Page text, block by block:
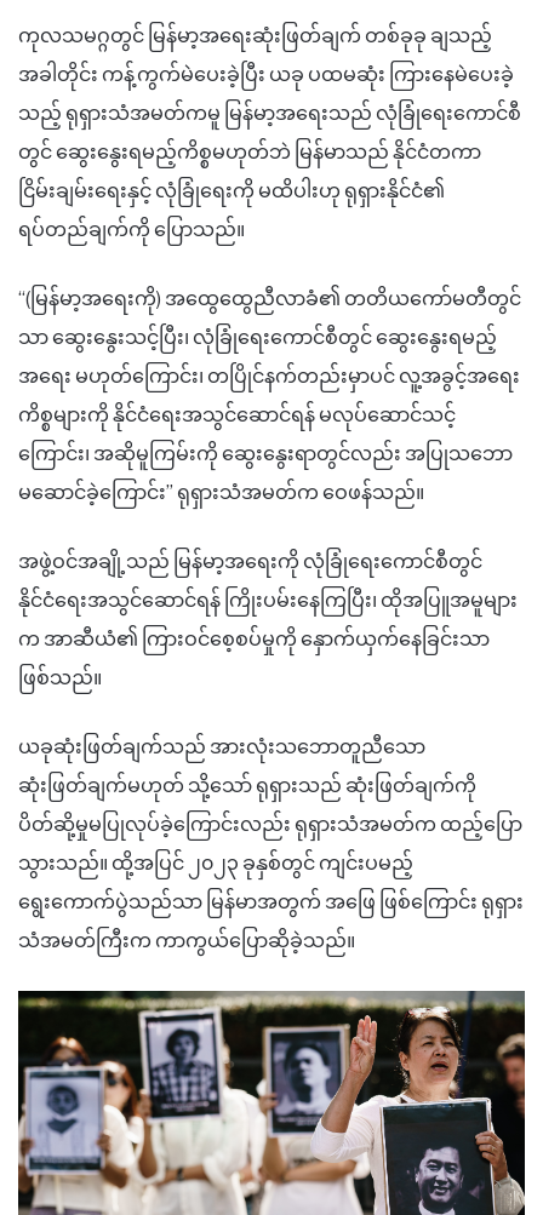
ကုလသမဂ္ဂတွင် မြန်မာ့အရေးဆုံးဖြတ်ချက် တစ်ခုခု ချသည့်
အခါတိုင်း ကန့်ကွက်မဲပေးခဲ့ပြီး ယခု ပထမဆုံး ကြားနေမဲပေးခဲ့
သည့် ရုရှားသံအမတ်ကမူ မြန်မာ့အရေးသည် လုံခြုံရေးကောင်စီ
တွင် ဆွေးနွေးရမည့်ကိစ္စမဟုတ်ဘဲ မြန်မာသည် နိုင်ငံတကာ
ငြိမ်းချမ်းရေးနှင့် လုံခြုံရေးကို မထိပါးဟု ရုရှားနိုင်ငံ၏
ရပ်တည်ချက်ကို ပြောသည်။
“(မြန်မာ့အရေးကို) အထွေထွေညီလာခံ၏ တတိယကော်မတီတွင်
သာ ဆွေးနွေးသင့်ပြီး၊ လုံခြုံရေးကောင်စီတွင် ဆွေးနွေးရမည့်
အရေး မဟုတ်ကြောင်း၊ တပြိုင်နက်တည်းမှာပင် လူ့အခွင့်အရေး
ကိစ္စများကို နိုင်ငံရေးအသွင်ဆောင်ရန် မလုပ်ဆောင်သင့်
ကြောင်း၊ အဆိုမူကြမ်းကို ဆွေးနွေးရာတွင်လည်း အပြုသဘော
မဆောင်ခဲ့ကြောင်း” ရုရှားသံအမတ်က ဝေဖန်သည်။
အဖွဲ့ဝင်အချို့သည် မြန်မာ့အရေးကို လုံခြုံရေးကောင်စီတွင်
နိုင်ငံရေးအသွင်ဆောင်ရန် ကြိုးပမ်းနေကြပြီး၊ ထိုအပြူအမူများ
က အာဆီယံ၏ ကြားဝင်စေ့စပ်မှုကို နှောက်ယှက်နေခြင်းသာ
ဖြစ်သည်။
ယခုဆုံးဖြတ်ချက်သည် အားလုံးသဘောတူညီသော
ဆုံးဖြတ်ချက်မဟုတ် သို့သော် ရုရှားသည် ဆုံးဖြတ်ချက်ကို
ပိတ်ဆို့မှုမပြုလုပ်ခဲ့ကြောင်းလည်း ရုရှားသံအမတ်က ထည့်ပြော
သွားသည်။ ထို့အပြင် ၂၀၂၃ ခုနှစ်တွင် ကျင်းပမည့်
ရွေးကောက်ပွဲသည်သာ မြန်မာအတွက် အဖြေ ဖြစ်ကြောင်း ရုရှား
သံအမတ်ကြီးက ကာကွယ်ပြောဆိုခဲ့သည်။